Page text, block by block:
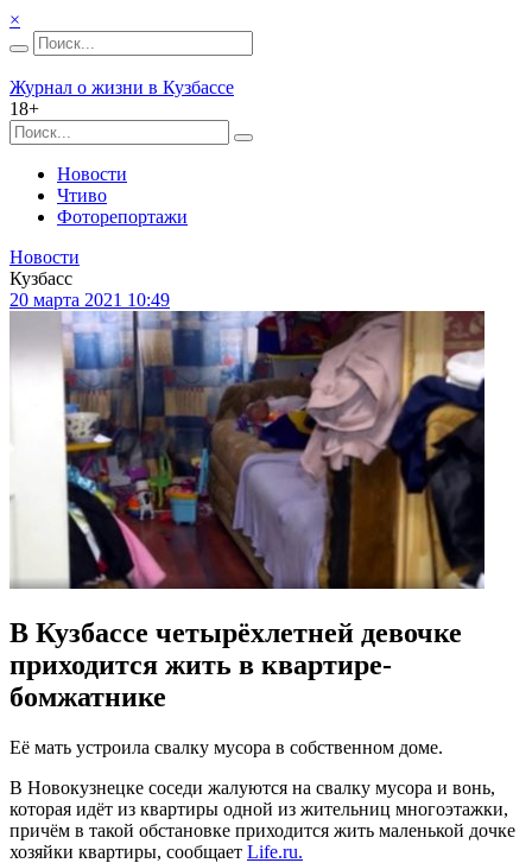
×
Журнал о жизни в Кузбассе
18+
Новости
Чтиво
Фоторепортажи
Новости
Кузбасс
20 марта 2021 10:49
В Кузбассе четырёхлетней девочке
приходится жить в квартире-
бомжатнике
Её мать устроила свалку мусора в собственном доме.
В Новокузнецке соседи жалуются на свалку мусора и вонь,
которая идёт из квартиры одной из жительниц многоэтажки,
причём в такой обстановке приходится жить маленькой дочке
хозяйки квартиры, сообщает Life.ru.